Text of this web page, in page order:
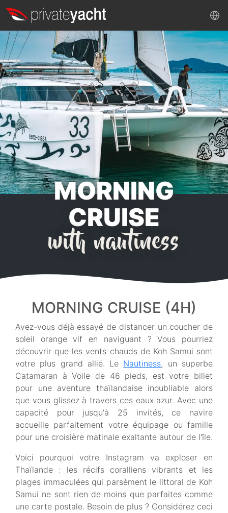
MORNING
CRUISE
with nautiness
MORNING CRUISE (4H)
Avez-vous déjà essayé de distancer un coucher de
soleil orange vif en naviguant ? Vous pourriez
découvrir que les vents chauds de Koh Samui sont
votre plus grand allié. Le Nautiness, un superbe
Catamaran à Voile de 46 pieds, est votre billet
pour une aventure thaïlandaise inoubliable alors
que vous glissez à travers ces eaux azur. Avec une
capacité pour jusqu'à 25 invités, ce navire
accueille parfaitement votre équipage ou famille
pour une croisière matinale exaltante autour de l'île.
Voici pourquoi votre Instagram va exploser en
Thaïlande : les récifs coralliens vibrants et les
plages immaculées qui parsèment le littoral de Koh
Samui ne sont rien de moins que parfaites comme
une carte postale. Besoin de plus ? Considérez ceci